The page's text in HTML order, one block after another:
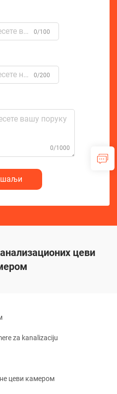
0/100
0/200
0/1000
цеви
za kanalizaciju
цеви камером